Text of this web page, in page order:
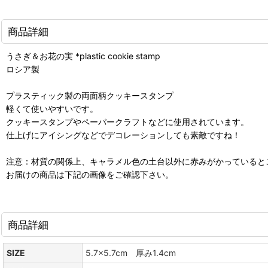
商品詳細
うさぎ＆お花の実 *plastic cookie stamp
ロシア製
プラスティック製の両面柄クッキースタンプ
軽くて使いやすいです。
クッキースタンプやペーパークラフトなどに使用されています。
仕上げにアイシングなどでデコレーションしても素敵ですね！
注意：材質の関係上、キャラメル色の土台以外に赤みがかっている
お届けの商品は下記の画像をご確認下さい。
商品詳細
SIZE
5.7x5.7cm 厚み1.4cm